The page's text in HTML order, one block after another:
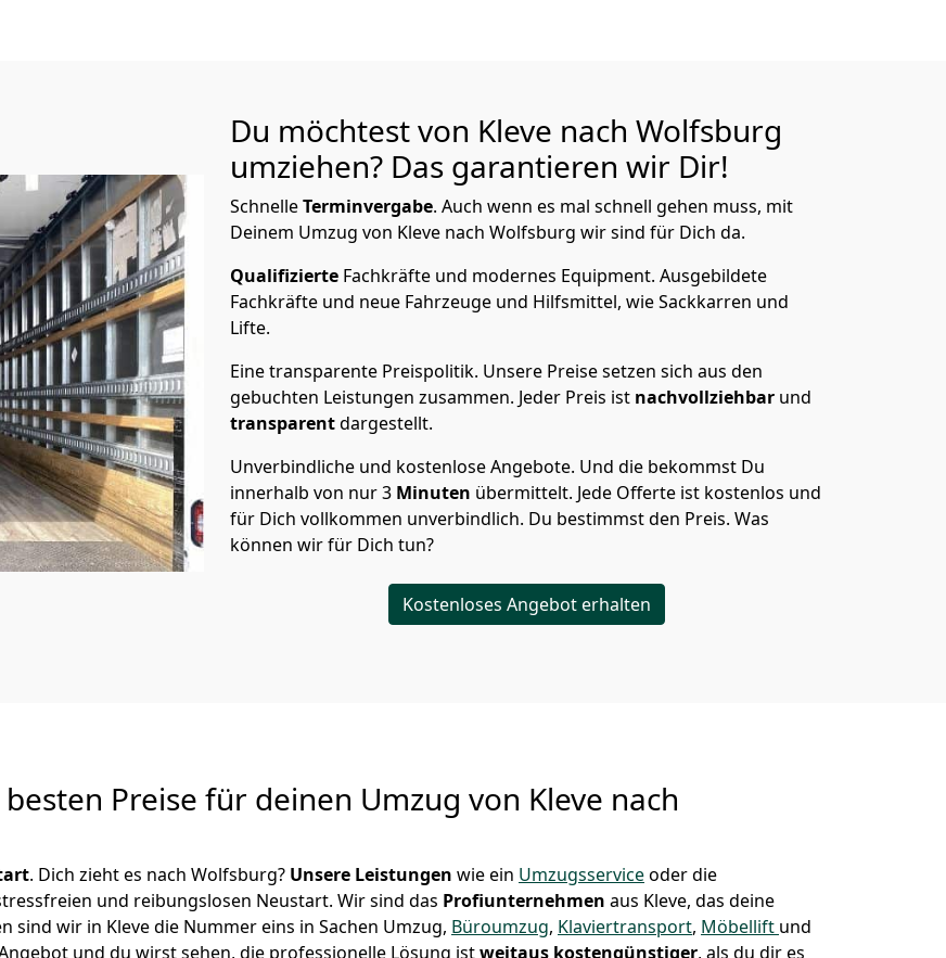
Du möchtest von Kleve nach Wolfsburg
umziehen? Das garantieren wir Dir!
SchnelleTerminvergabe. Auch wenn es mal schnell gehen muss, mit
Deinem Umzug von Kleve nach Wolfsburg wir sind für Dich da.
Qualifizierte Fachkräfte und modernes Equipment. Ausgebildete
Fachkräfte und neue Fahrzeuge und Hilfsmittel, wie Sackkarren und
Lifte.
Eine transparente Preispolitik. Unsere Preise setzen sich aus den
gebuchten Leistungen zusammen. Jeder Preis ist nachvollziehbar und
transparentdargestellt.
Unverbindliche und kostenlose Angebote. Und die bekommst Du
innerhalb von nur3 Minuten übermittelt. Jede Offerte ist kostenlos und
für Dich vollkommen unverbindlich. Du bestimmst den Preis. Was
können wir für Dich tun?
Kostenloses Angebot erhalten
Preise für deinen Umzug von Kleve nach
. Dich zieht es nach Wolfsburg? Unsere Leistungen wie ein Umzugsserviceoder die
und reibungslosen Neustart. Wir sind das Profiunternehmen aus Kleve, das deine
sind wir in Kleve die Nummer eins in Sachen Umzug, Büroumzug, Klaviertransport, Möbellift und
und du wirst sehen, die professionelle Lösung istweitaus kostengünstiger, als du dir es